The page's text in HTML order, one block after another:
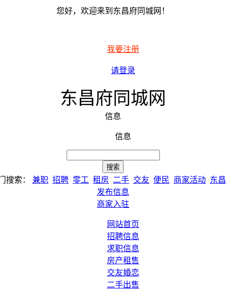
您好，欢迎来到东昌府同城网！
我要注册
请登录
东昌府同城网
信息
信息
搜索： 兼职 招聘 零工 租房 二手 交友 便民 商家活动 东
发布信息
商家入驻
网站首页
招聘信息
求职信息
房产租售
交友婚恋
二手出售